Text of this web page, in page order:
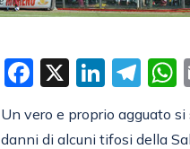
Facebook
X
Un vero e proprio agguato
danni di alcuni tifosi della